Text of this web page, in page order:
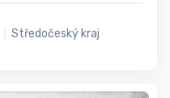
Středočeský kraj